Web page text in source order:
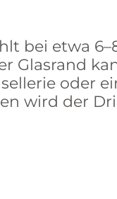
bei etwa
Glasrand
oder
wird der